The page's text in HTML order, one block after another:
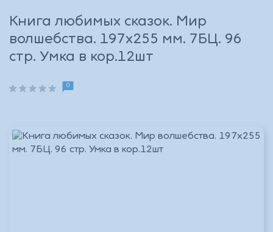
Книга любимых сказок. Мир
волшебства. 197х255 мм. 7БЦ. 96
стр. Умка в кор.12шт
0
Войти с паролем